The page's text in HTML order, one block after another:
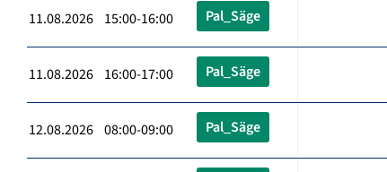
11.08.2026 15:00-16:00 Pal_Säge
11.08.2026 16:00-17:00 Pal_Säge
12.08.2026 08:00-09:00 Pal_Säge